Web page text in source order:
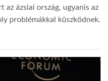
ázsiai ország, ugyanis az
problémákkal küszködnek.